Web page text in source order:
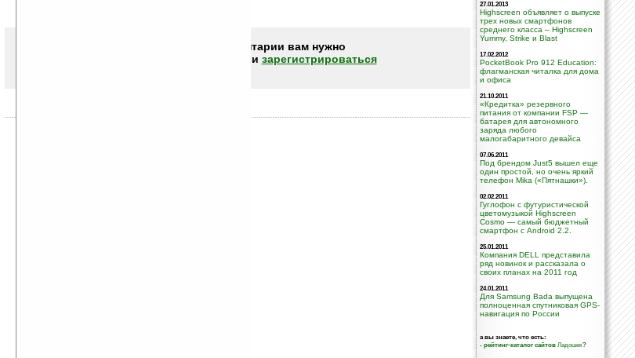
Чтобы писать комментарии вам нужно
или зарегистрироваться
27.01.2013
Highscreen объявляет о выпуске
трех новых смартфонов
среднего класса – Highscreen
Yummy, Strike и Blast
17.02.2012
PocketBook Pro 912 Education:
флагманская читалка для дома
и офиса
21.10.2011
«Кредитка» резервного
питания от компании FSP —
батарея для автономного
заряда любого
малогабаритного девайса
07.06.2011
Под брендом Just5 вышел еще
один простой, но очень яркий
телефон Mika («Пятнашки»).
02.02.2011
Гуглофон с футуристической
цветомузыкой Highscreen
Cosmo — самый бюджетный
смартфон с Android 2.2.
25.01.2011
Компания DELL представила
ряд новинок и рассказала о
своих планах на 2011 год
24.01.2011
Для Samsung Bada выпущена
полноценная спутниковая GPS-
навигация по России
а вы знаете, что есть:
- рейтинг-каталог сайтов Ладошек?